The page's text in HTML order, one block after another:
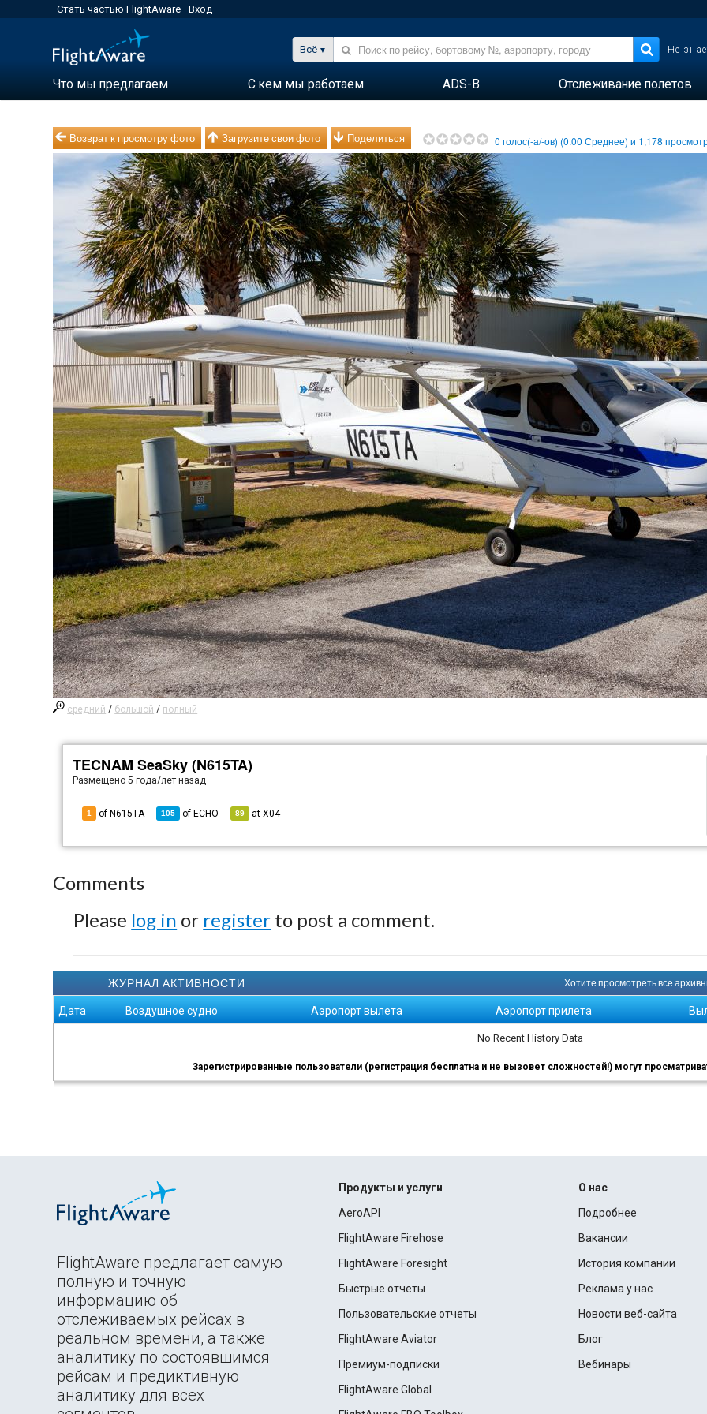
Стать частью FlightAware Вход
Всё Не
Что мы предлагаем С кем мы работаем ADS-B Отслеживание полетов
Возврат к просмотру фото Загрузите свои фото Поделиться 0 голос(-а/-ов) (0.00 Среднее) и 1,178
средний / большой / полный
TECNAM SeaSky (N615TA)
Размещено5 года/лет назад
1 of N615TA 105 of ECHO 89 atX04
Comments
Please log in or register to post a comment.
ЖУРНАЛ АКТИВНОСТИ Хотите просмотреть все
Дата Воздушное судно Аэропорт вылета Аэропорт прилета
No Recent History Data
Зарегистрированные пользователи (регистрация бесплатна и не вызовет сложностей!) могут
FlightAware предлагает самую
полную и точную
информацию об
отслеживаемых рейсах в
реальном времени, а также
аналитику по состоявшимся
рейсам и предиктивную
аналитику для всех
Продукты и услуги
AeroAPI
FlightAware Firehose
FlightAware Foresight
Быстрые отчеты
Пользовательские отчеты
FlightAware Aviator
Премиум-подписки
FlightAware Global
О нас
Подробнее
Вакансии
История компании
Реклама у нас
Новости веб-сайта
Блог
Вебинары